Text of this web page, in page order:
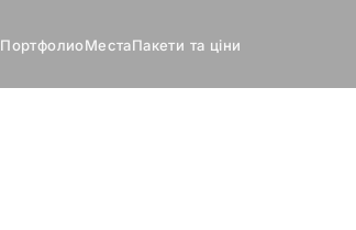
ПортфолиоМестаПакети та ціни